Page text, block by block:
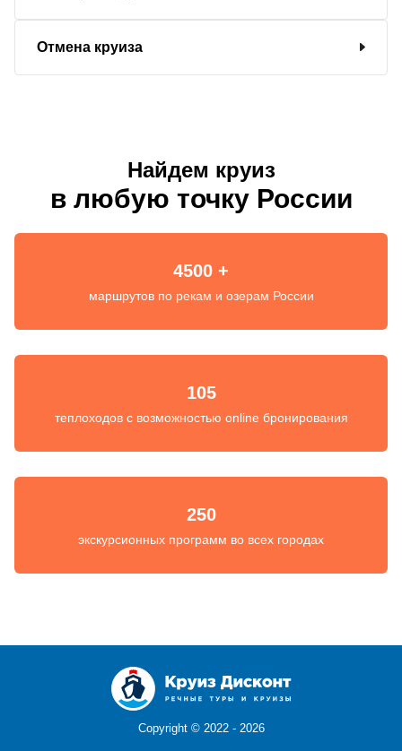
Отмена круиза
Найдем круиз
в любую точку России
4500 +
маршрутов по рекам и озерам России
105
теплоходов с возможностью online бронирования
250
экскурсионных программ во всех городах
Copyright © 2022 - 2026